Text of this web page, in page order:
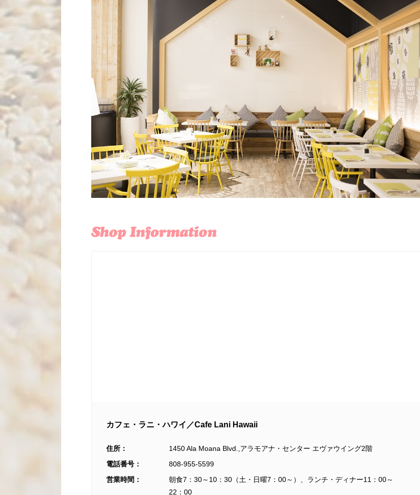
カフェ・ラニ・ハワイ／Cafe Lani Hawaii
住所：
1450 Ala Moana Blvd.,アラモアナ・センター エヴァウイング2階
電話番号：
808-955-5599
営業時間：
朝食7：30～10：30（土・日曜7：00～）、ランチ・ディナー11：00～
22：00